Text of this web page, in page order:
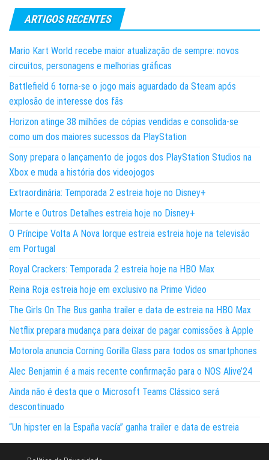
ARTIGOS RECENTES
Mario Kart World recebe maior atualização de sempre: novos
circuitos, personagens e melhorias gráficas
Battlefield 6 torna-se o jogo mais aguardado da Steam após
explosão de interesse dos fãs
Horizon atinge 38 milhões de cópias vendidas e consolida-se
como um dos maiores sucessos da PlayStation
Sony prepara o lançamento de jogos dos PlayStation Studios na
Xbox e muda a história dos videojogos
Extraordinária: Temporada 2 estreia hoje no Disney+
Morte e Outros Detalhes estreia hoje no Disney+
O Príncipe Volta A Nova Iorque estreia estreia hoje na televisão
em Portugal
Royal Crackers: Temporada 2 estreia hoje na HBO Max
Reina Roja estreia hoje em exclusivo na Prime Video
The Girls On The Bus ganha trailer e data de estreia na HBO Max
Netflix prepara mudança para deixar de pagar comissões à Apple
Motorola anuncia Corning Gorilla Glass para todos os smartphones
Alec Benjamin é a mais recente confirmação para o NOS Alive’24
Ainda não é desta que o Microsoft Teams Clássico será
descontinuado
“Un hipster en la España vacía” ganha trailer e data de estreia